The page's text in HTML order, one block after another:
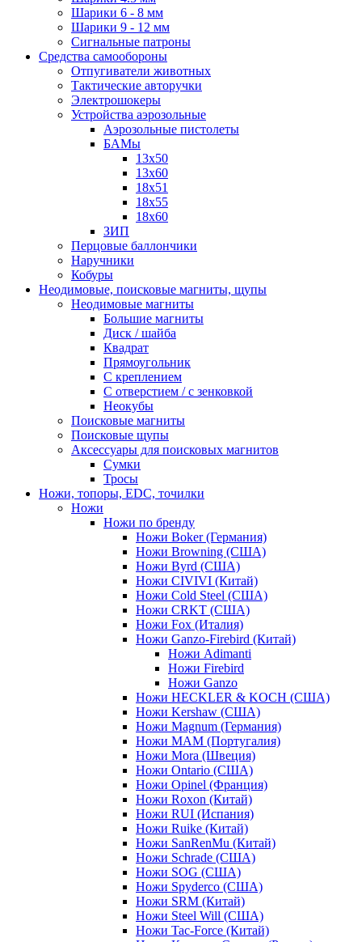
Шарики 6 - 8 мм
Шарики 9 - 12 мм
Сигнальные патроны
Средства самообороны
Отпугиватели животных
Тактические авторучки
Электрошокеры
Устройства аэрозольные
Аэрозольные пистолеты
БАМы
13х50
13х60
18х51
18х55
18х60
ЗИП
Перцовые баллончики
Наручники
Кобуры
Неодимовые, поисковые магниты, щупы
Неодимовые магниты
Большие магниты
Диск / шайба
Квадрат
Прямоугольник
С креплением
С отверстием / с зенковкой
Неокубы
Поисковые магниты
Поисковые щупы
Аксессуары для поисковых магнитов
Сумки
Тросы
Ножи, топоры, EDC, точилки
Ножи
Ножи по бренду
Ножи Boker (Германия)
Ножи Browning (США)
Ножи Byrd (США)
Ножи CIVIVI (Китай)
Ножи Cold Steel (США)
Ножи CRKT (США)
Ножи Fox (Италия)
Ножи Ganzo-Firebird (Китай)
Ножи Adimanti
Ножи Firebird
Ножи Ganzo
Ножи HECKLER & KOCH (США)
Ножи Kershaw (США)
Ножи Magnum (Германия)
Ножи MAM (Португалия)
Ножи Mora (Швеция)
Ножи Ontario (США)
Ножи Opinel (Франция)
Ножи Roxon (Китай)
Ножи RUI (Испания)
Ножи Ruike (Китай)
Ножи SanRenMu (Китай)
Ножи Schrade (США)
Ножи SOG (США)
Ножи Spyderco (США)
Ножи SRM (Китай)
Ножи Steel Will (США)
Ножи Tac-Force (Китай)